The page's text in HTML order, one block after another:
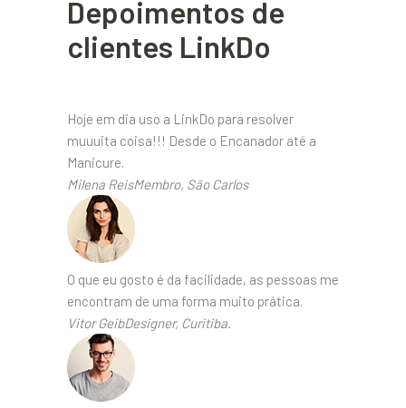
Depoimentos de
clientes LinkDo
Hoje em dia uso a LinkDo para resolver
muuuita coisa!!! Desde o Encanador até a
Manicure.
Milena ReisMembro, São Carlos
O que eu gosto é da facilidade, as pessoas me
encontram de uma forma muito prática.
Vitor GeibDesigner, Curitiba.